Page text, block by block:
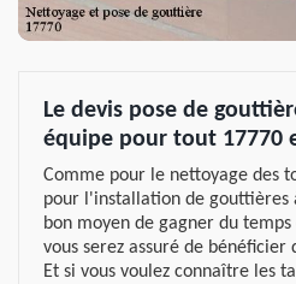
Le devis pose de
équipe pour tout 17770
Comme pour le nettoyage des
pour l'installation de gouttières
bon moyen de gagner du
vous serez assuré de
Et si vous voulez connaître les